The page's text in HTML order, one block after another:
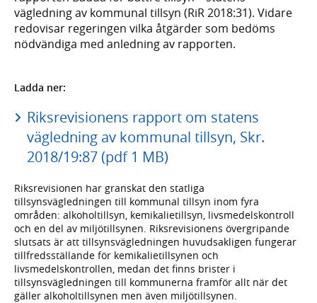
vägledning av kommunal tillsyn (RiR 2018:31). Vidare
redovisar regeringen vilka åtgärder som bedöms
nödvändiga med anledning av rapporten.
Ladda ner:
Riksrevisionens rapport om statens
vägledning av kommunal tillsyn, Skr.
2018/19:87 (pdf 1 MB)
Riksrevisionen har granskat den statliga
tillsynsvägledningen till kommunal tillsyn inom fyra
områden: alkoholtillsyn, kemikalietillsyn, livsmedelskontroll
och en del av miljötillsynen. Riksrevisionens övergripande
slutsats är att tillsynsvägledningen huvudsakligen fungerar
tillfredsställande för kemikalietillsynen och
livsmedelskontrollen, medan det finns brister i
tillsynsvägledningen till kommunerna framför allt när det
gäller alkoholtillsynen men även miljötillsynen.